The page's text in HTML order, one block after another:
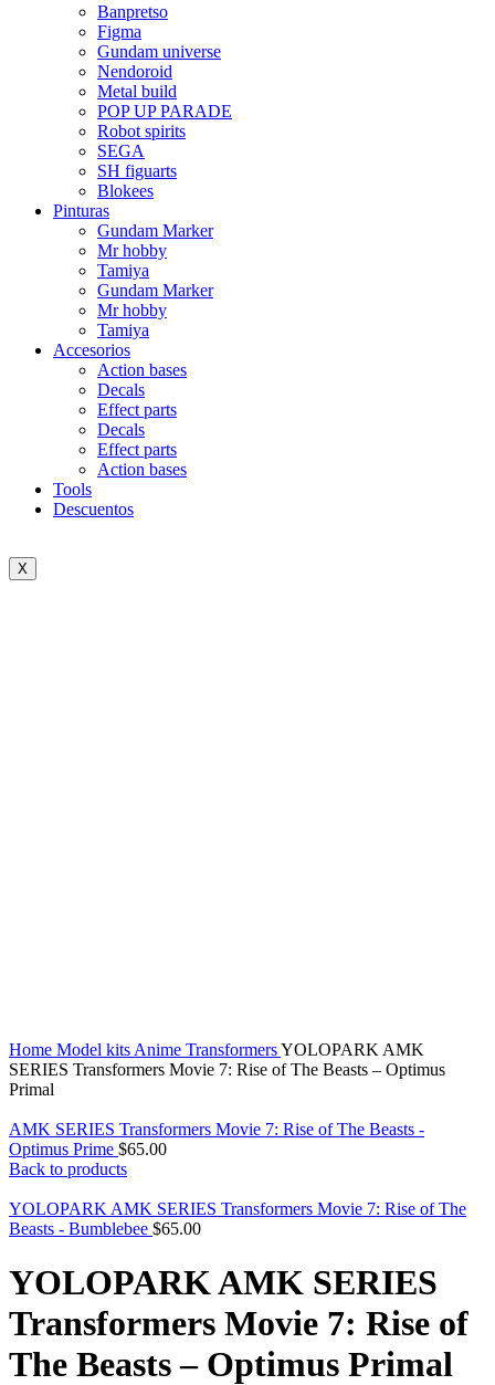
Banpretso
Figma
Gundam universe
Nendoroid
Metal build
POP UP PARADE
Robot spirits
SEGA
SH figuarts
Blokees
Pinturas
Gundam Marker
Mr hobby
Tamiya
Gundam Marker
Mr hobby
Tamiya
Accesorios
Action bases
Decals
Effect parts
Decals
Effect parts
Action bases
Tools
Descuentos
X
Home Model kits Anime TransformersYOLOPARK AMK
SERIES Transformers Movie 7: Rise of The Beasts – Optimus
Primal
AMK SERIES Transformers Movie 7: Rise of The Beasts -
Optimus Prime $65.00
Back to products
YOLOPARK AMK SERIES Transformers Movie 7: Rise of The
Beasts - Bumblebee $65.00
YOLOPARK AMK SERIES
Transformers Movie 7: Rise of
The Beasts – Optimus Primal